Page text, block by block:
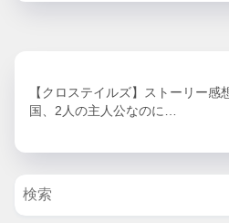
【クロステイルズ】ストーリー感
国、2人の主人公なのに…